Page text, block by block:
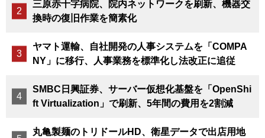
三原赤十字病院、院内ネットワークを刷新、機器交
換時の復旧作業を簡素化
ヤマト運輸、自社開発の人事システムを「COMPA
NY」に移行、人事業務を標準化し法改正に追従
SMBC日興証券、サーバー仮想化基盤を「OpenShi
ft Virtualization」で刷新、5年間の費用を2割減
丸亀製麺のトリドールHD、衛星データで出店用地